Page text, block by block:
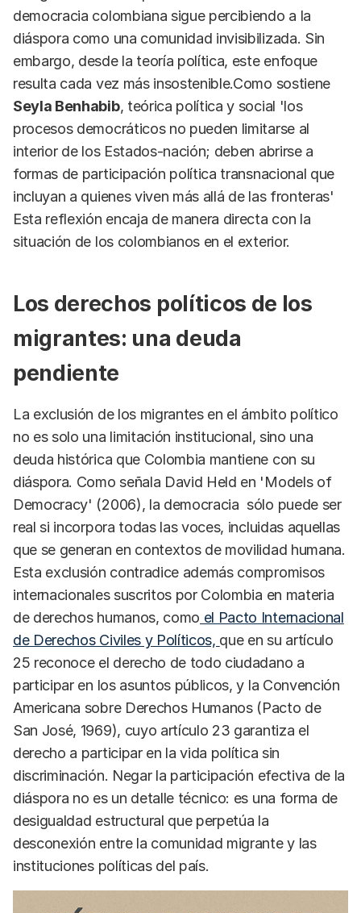
democracia colombiana sigue percibiendo a la
diáspora como una comunidad invisibilizada. Sin
embargo, desde la teoría política, este enfoque
resulta cada vez más insostenible.Como sostiene
Seyla Benhabib, teórica política y social 'los
procesos democráticos no pueden limitarse al
interior de los Estados-nación; deben abrirse a
formas de participación política transnacional que
incluyan a quienes viven más allá de las fronteras'
Esta reflexión encaja de manera directa con la
situación de los colombianos en el exterior.
Los derechos políticos de los
migrantes: una deuda
pendiente
La exclusión de los migrantes en el ámbito político
no es solo una limitación institucional, sino una
deuda histórica que Colombia mantiene con su
diáspora. Como señala David Held en 'Models of
Democracy' (2006), la democracia sólo puede ser
real si incorpora todas las voces, incluidas aquellas
que se generan en contextos de movilidad humana.
Esta exclusión contradice además compromisos
internacionales suscritos por Colombia en materia
de derechos humanos, como el Pacto Internacional
de Derechos Civiles y Políticos, que en su artículo
25 reconoce el derecho de todo ciudadano a
participar en los asuntos públicos, y la Convención
Americana sobre Derechos Humanos (Pacto de
San José, 1969), cuyo artículo 23 garantiza el
derecho a participar en la vida política sin
discriminación. Negar la participación efectiva de la
diáspora no es un detalle técnico: es una forma de
desigualdad estructural que perpetúa la
desconexión entre la comunidad migrante y las
instituciones políticas del país.